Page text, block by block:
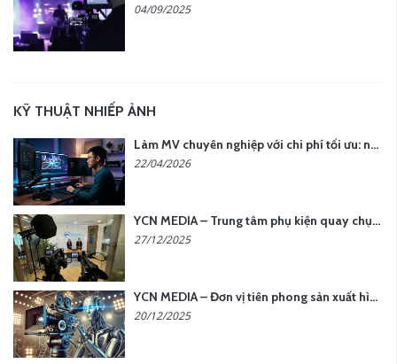
04/09/2025
KỸ THUẬT NHIẾP ẢNH
Làm MV chuyên nghiệp với chi phí tối ưu: nên chọn quay thực tế hay video AI?
22/04/2026
YCN MEDIA – Trung tâm phụ kiện quay chụp tại Hà Nội
27/12/2025
YCN MEDIA – Đơn vị tiên phong sản xuất hình ảnh & âm thanh bằng AI tại Hà Nội
20/12/2025